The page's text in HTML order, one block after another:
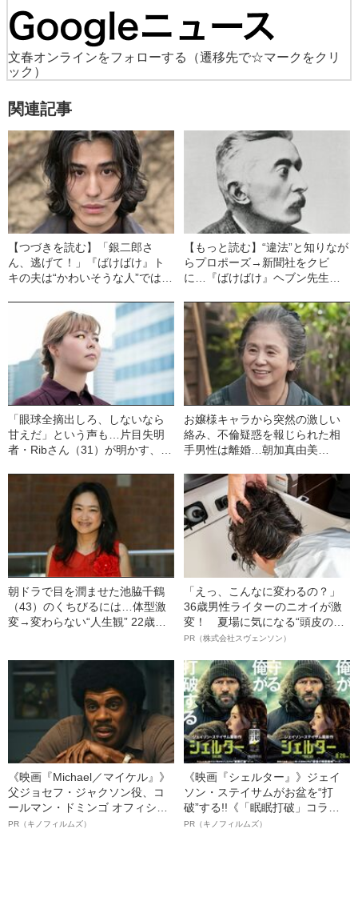
文春オンラインをフォローする
（遷移先で☆マークをクリ
ック）
関連記事
【つづきを読む】「銀二郎さ
ん、逃げて！」『ばけばけ』ト
キの夫は“かわいそうな人”ではな
た“意外な展開”とは？
【もっと読む】“違法”と知りなが
らプロポーズ→新聞社をクビ
に…『ばけばけ』ヘブン先生の
初の結婚”
「眼球全摘出しろ、しないなら
甘えだ」という声も…片目失明
者・Ribさん（31）が明かす、変
お嬢様キャラから突然の激しい
絡み、不倫疑惑を報じられた相
手男性は離婚…朝加真由美
生《「ばけばけ」で話題》
朝ドラで目を潤ませた池脇千鶴
（43）のくちびるには…体型激
変→変わらない“人生観” 22歳で
「えっ、こんなに変わるの？」
36歳男性ライターのニオイが激
変！ 夏場に気になる“頭皮のニ
オイ”や“ベタつき”を解消す
ト”が生み出した徹底ケアとは
PR（株式会社スヴェンソン）
《映画『Michael／マイケル』》
父ジョセフ・ジャクソン役、コ
ールマン・ドミンゴ オフィシャ
ルインタビュー“観客を魅了した
PR（キノフィルムズ）
《映画『シェルター』》ジェイ
ソン・ステイサムがお盆を“打
破”する!!《「眠眠打破」コラ
ボ》
PR（キノフィルムズ）